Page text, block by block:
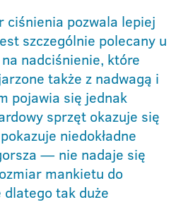
ciśnienia pozwala lepiej
szczególnie polecany u
nadciśnienie, które
także z nadwagą i
pojawia się jednak
sprzęt okazuje się
niedokładne
— nie nadaje się
mankietu do
dlatego tak duże